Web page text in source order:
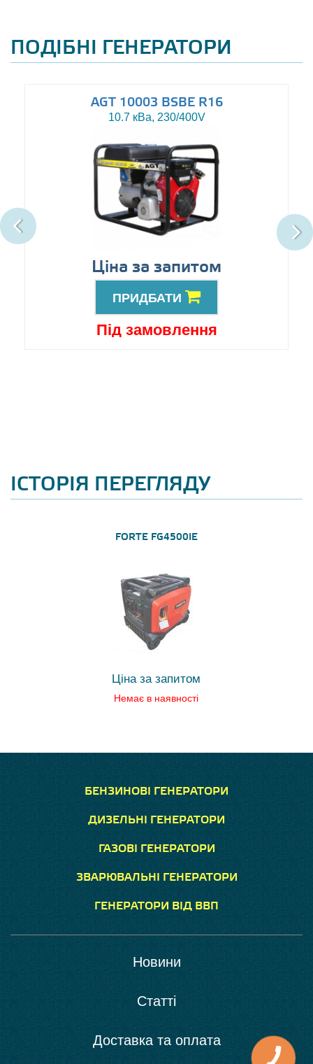
ПОДІБНІ ГЕНЕРАТОРИ
AGT 10003 BSBE R16
10.7 кВа, 230/400V
Ціна за запитом
ПРИДБАТИ
Під замовлення
ІСТОРІЯ ПЕРЕГЛЯДУ
FORTE FG4500IE
Ціна за запитом
Немає в наявності
БЕНЗИНОВІ ГЕНЕРАТОРИ
ДИЗЕЛЬНІ ГЕНЕРАТОРИ
ГАЗОВІ ГЕНЕРАТОРИ
ЗВАРЮВАЛЬНІ ГЕНЕРАТОРИ
ГЕНЕРАТОРИ ВІД ВВП
Новини
Статті
Доставка та оплата